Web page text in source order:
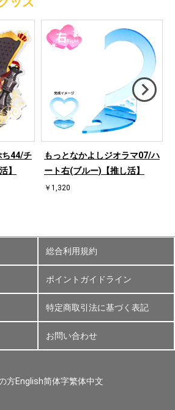
ち44/チ
】
もっとなかよしジオラマ07/ハ
ート右(ブルー)【推し活】
￥1,320
総合利用規約
ポイントガイドライン
特定商取引法に基づく表記
お問い合わせ
方English简体字繁体中文